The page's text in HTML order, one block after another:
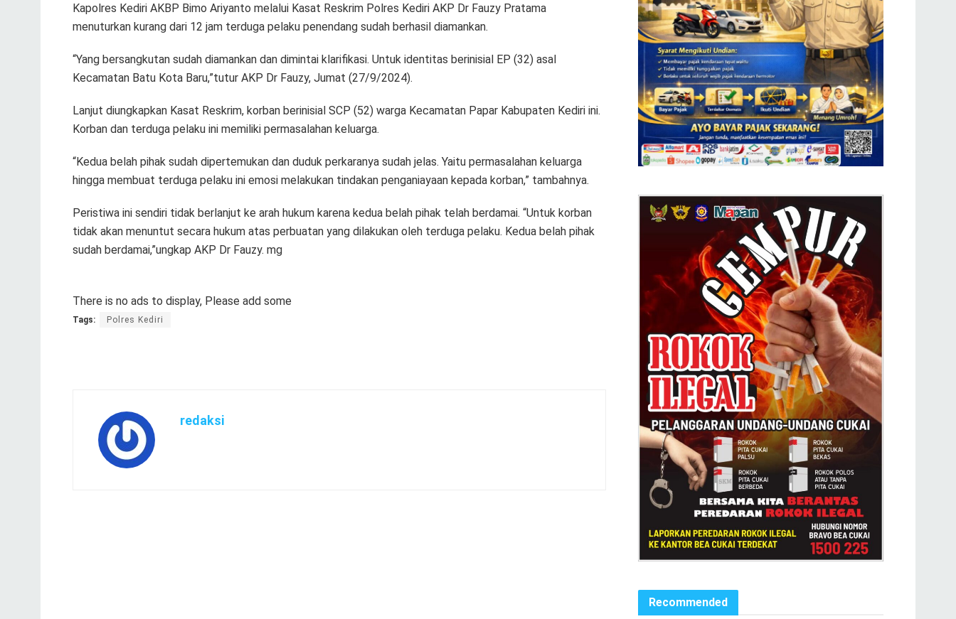
Kapolres Kediri AKBP Bimo Ariyanto melalui Kasat Reskrim Polres Kediri AKP Dr Fauzy Pratama
menuturkan kurang dari 12 jam terduga pelaku penendang sudah berhasil diamankan.
“Yang bersangkutan sudah diamankan dan dimintai klarifikasi. Untuk identitas berinisial EP (32) asal
Kecamatan Batu Kota Baru,”tutur AKP Dr Fauzy, Jumat (27/9/2024).
Lanjut diungkapkan Kasat Reskrim, korban berinisial SCP (52) warga Kecamatan Papar Kabupaten Kediri ini.
Korban dan terduga pelaku ini memiliki permasalahan keluarga.
“Kedua belah pihak sudah dipertemukan dan duduk perkaranya sudah jelas. Yaitu permasalahan keluarga
hingga membuat terduga pelaku ini emosi melakukan tindakan penganiayaan kepada korban,” tambahnya.
Peristiwa ini sendiri tidak berlanjut ke arah hukum karena kedua belah pihak telah berdamai. “Untuk korban
tidak akan menuntut secara hukum atas perbuatan yang dilakukan oleh terduga pelaku. Kedua belah pihak
sudah berdamai,”ungkap AKP Dr Fauzy. mg
There is no ads to display, Please add some
Tags: Polres Kediri
redaksi
Recommended